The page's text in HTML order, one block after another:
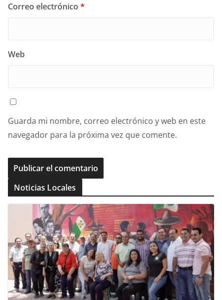
Correo electrónico *
Web
Guarda mi nombre, correo electrónico y web en este
navegador para la próxima vez que comente.
Noticias Locales